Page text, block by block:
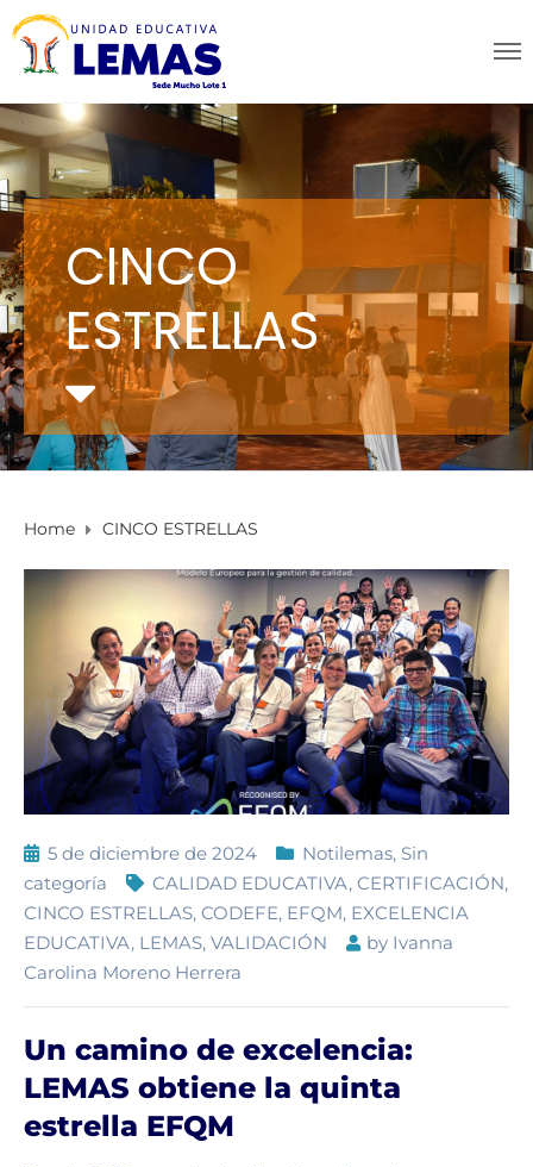
CINCO
ESTRELLAS
Home CINCO ESTRELLAS
5 de diciembre de 2024 Notilemas, Sin
categoría
CALIDAD EDUCATIVA, CERTIFICACIÓN,
CINCO ESTRELLAS, CODEFE, EFQM, EXCELENCIA
EDUCATIVA, LEMAS, VALIDACIÓN by Ivanna
Carolina Moreno Herrera
Un camino de excelencia:
LEMAS obtiene la quinta
estrella EFQM